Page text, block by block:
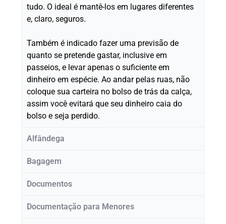
tudo. O ideal é mantê-los em lugares diferentes
e, claro, seguros.
Também é indicado fazer uma previsão de
quanto se pretende gastar, inclusive em
passeios, e levar apenas o suficiente em
dinheiro em espécie. Ao andar pelas ruas, não
coloque sua carteira no bolso de trás da calça,
assim você evitará que seu dinheiro caia do
bolso e seja perdido.
Alfândega
Bagagem
Documentos
Documentação para Menores